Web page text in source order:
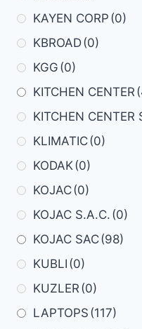
KAYEN CORP (0)
KBROAD(0)
KGG (0)
KITCHEN CENTER
KITCHEN CENTER
KLIMATIC(0)
KODAK(0)
KOJAC(0)
KOJAC S.A.C. (0)
KOJAC SAC(98)
KUBLI (0)
KUZLER(0)
LAPTOPS (117)